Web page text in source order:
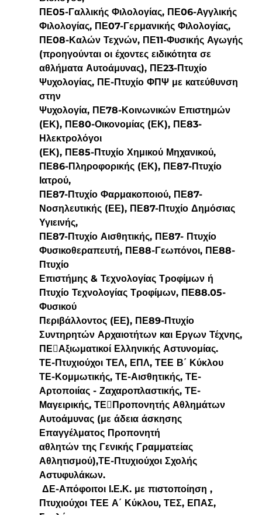
ΠΕ05-Γαλλικής Φιλολογίας, ΠΕ06-Αγγλικής
Φιλολογίας, ΠΕ07-Γερμανικής Φιλολογίας,
ΠΕ08-Καλών Τεχνών, ΠΕ11-Φυσικής Αγωγής
(προηγούνται οι έχοντες ειδικότητα σε
αθλήματα Αυτοάμυνας), ΠΕ23-Πτυχίο
Ψυχολογίας, ΠΕ-Πτυχίο ΦΠΨ με κατεύθυνση
στην
Ψυχολογία, ΠΕ78-Κοινωνικών Επιστημών
(ΕΚ), ΠΕ80-Οικονομίας (ΕΚ), ΠΕ83-
Ηλεκτρολόγοι
(ΕΚ), ΠΕ85-Πτυχίο Χημικού Μηχανικού,
ΠΕ86-Πληροφορικής (ΕΚ), ΠΕ87-Πτυχίο
Ιατρού,
ΠΕ87-Πτυχίο Φαρμακοποιού, ΠΕ87-
Νοσηλευτικής (ΕΕ), ΠΕ87-Πτυχίο Δημόσιας
Υγιεινής,
ΠΕ87-Πτυχίο Αισθητικής, ΠΕ87- Πτυχίο
Φυσικοθεραπευτή, ΠΕ88-Γεωπόνοι, ΠΕ88-
Πτυχίο
Επιστήμης & Τεχνολογίας Τροφίμων ή
Πτυχίο Τεχνολογίας Τροφίμων, ΠΕ88.05-
Φυσικού
Περιβάλλοντος (ΕΕ), ΠΕ89-Πτυχίο
Συντηρητών Αρχαιοτήτων και Εργων Τέχνης,
ΠΕ￾Αξιωματικοί Ελληνικής Αστυνομίας.
ΤΕ-Πτυχιούχοι ΤΕΛ, ΕΠΛ, ΤΕΕ Β΄ Κύκλου
ΤΕ-Κομμωτικής, ΤΕ-Αισθητικής, ΤΕ-
Αρτοποιίας - Ζαχαροπλαστικής, ΤΕ-
Μαγειρικής, ΤΕ￾Προπονητής Αθλημάτων
Αυτοάμυνας (με άδεια άσκησης
Επαγγέλματος Προπονητή
αθλητών της Γενικής Γραμματείας
Αθλητισμού),ΤΕ-Πτυχιούχοι Σχολής
Αστυφυλάκων.
Πτυχιούχοι ΤΕΕ Α΄ Κύκλου, ΤΕΣ, ΕΠΑΣ,